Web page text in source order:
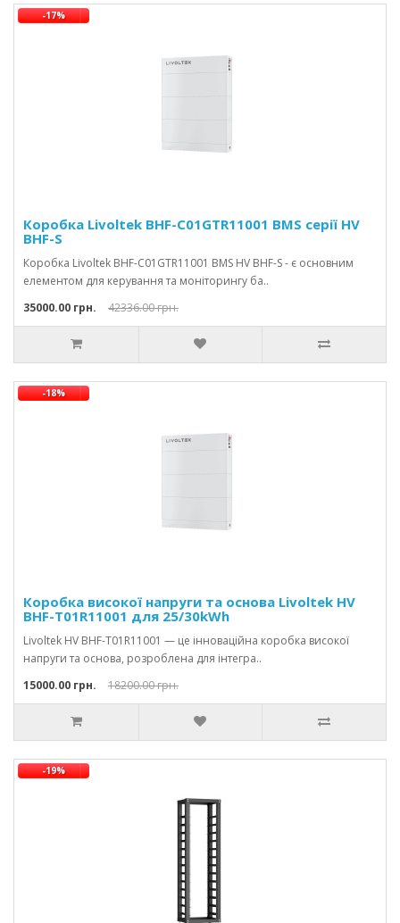
Коробка Livoltek BHF-C01GTR11001 BMS серії HV
BHF-S
Коробка Livoltek BHF-C01GTR11001 BMS HV BHF-S - є основним
елементом для керування та моніторингу ба..
-17%
35000.00 грн. 42336.00 грн.
Коробка високої напруги та основа Livoltek HV
BHF-T01R11001 для 25/30kWh
Livoltek HV BHF-T01R11001 — це інноваційна коробка високої
напруги та основа, розроблена для інтегра..
-18%
15000.00 грн. 18200.00 грн.
-19%